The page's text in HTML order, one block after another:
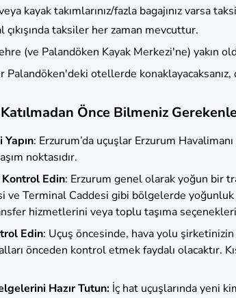
kayak takımlarınız/fazla bagajınız varsa
çıkışında taksiler her zaman mevcuttur.
(ve Palandöken Kayak Merkezi'ne) yakın
Palandöken'deki otellerde
Önce Bilmeniz
: Erzurum’da uçuşlar Erzurum
noktasıdır.
Edin: Erzurum genel olarak yoğun bir
ve Terminal Caddesi gibi bölgelerde yoğunluk
hizmetlerini veya toplu taşıma
Edin: Uçuş öncesinde, hava yolu şirketinizin
önceden kontrol etmek faydalı olacaktır.
Hazır Tutun: İç hat uçuşlarında yeni